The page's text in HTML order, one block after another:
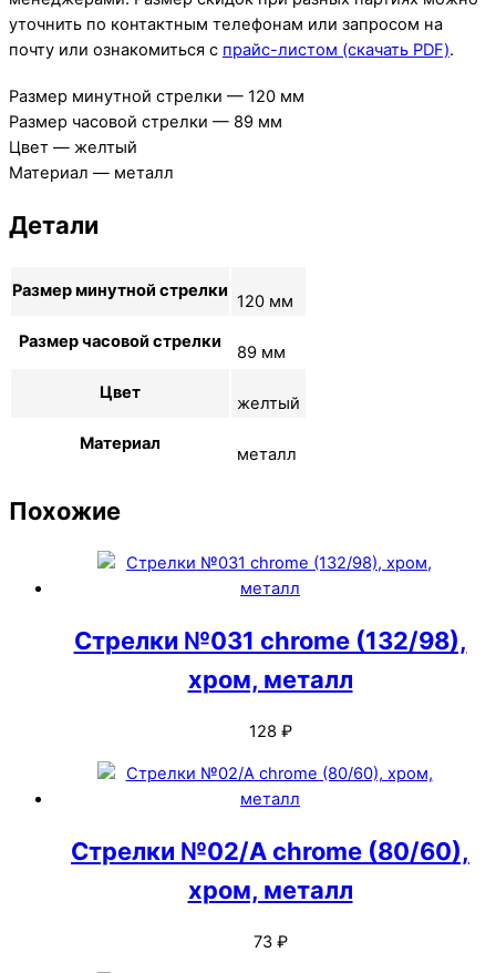
уточнить по контактным телефонам или запросом на
почту или ознакомиться с прайс-листом (скачать PDF).
Размер минутной стрелки — 120 мм
Размер часовой стрелки — 89 мм
Цвет — желтый
Материал — металл
Детали
Размер минутной стрелки
120 мм
Размер часовой стрелки
89 мм
Цвет
желтый
Материал
металл
Похожие
Стрелки №031 chrome (132/98),
хром, металл
128 ₽
Стрелки №02/А chrome (80/60),
хром, металл
73 ₽